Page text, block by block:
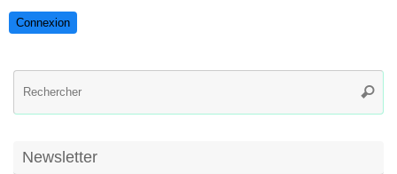
Connexion
Newsletter